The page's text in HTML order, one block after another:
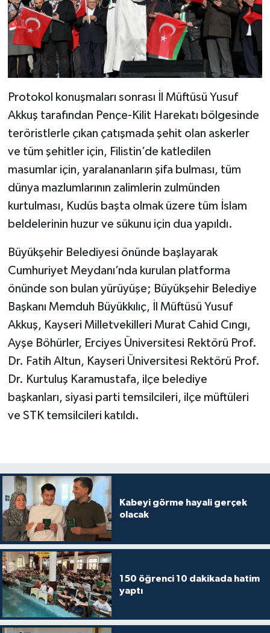
Protokol konuşmaları sonrası İl Müftüsü Yusuf
Akkuş tarafından Pençe-Kilit Harekatı bölgesinde
teröristlerle çıkan çatışmada şehit olan askerler
ve tüm şehitler için, Filistin’de katledilen
masumlar için, yaralananların şifa bulması, tüm
dünya mazlumlarının zalimlerin zulmünden
kurtulması, Kudüs başta olmak üzere tüm İslam
beldelerinin huzur ve sükunu için dua yapıldı.
Büyükşehir Belediyesi önünde başlayarak
Cumhuriyet Meydanı’nda kurulan platforma
önünde son bulan yürüyüşe; Büyükşehir Belediye
Başkanı Memduh Büyükkılıç, İl Müftüsü Yusuf
Akkuş, Kayseri Milletvekilleri Murat Cahid Cıngı,
Ayşe Böhürler, Erciyes Üniversitesi Rektörü Prof.
Dr. Fatih Altun, Kayseri Üniversitesi Rektörü Prof.
Dr. Kurtuluş Karamustafa, ilçe belediye
başkanları, siyasi parti temsilcileri, ilçe müftüleri
ve STK temsilcileri katıldı.
Kabeyi görme hayali gerçek
olacak
150 öğrenci 10 dakikada hatim
yaptı
Eskişehir Müftülüğü
Gaziantep Müftülüğü
Giresun Müftülüğü
Gümüşhane Müftülüğü
Hakkari Müftülüğü
Hatay Müftülüğü
Iğdır Müftülüğü
Isparta Müftülüğü
İstanbul Müftülüğü
İzmir Müftülüğü
Kahramanmaraş Müftülüğü
Karabük Müftülüğü
Karaman Müftülüğü
Kars Müftülüğü
Kayseri Müftülüğü
Kilis Müftülüğü
Kırıkkale Müftülüğü
Kırklareli Müftülüğü
Kırşehir Müftülüğü
Kocaeli Müftülüğü